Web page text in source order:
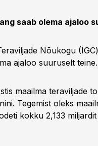
saab olema ajaloo
Nõukogu
ajaloo suuruselt teine.
maailma teraviljade
Tegemist oleks
kokku 2,133